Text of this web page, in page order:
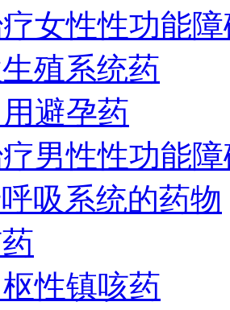
女性性功能
殖系统药
避孕药
男性性功能
吸系统的药物
性镇咳药